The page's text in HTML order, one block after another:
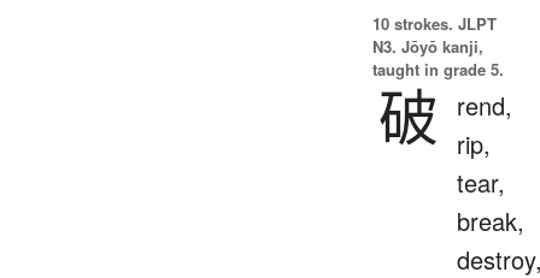
10 strokes. JLPT
N3. Jōyō kanji,
taught in grade 5.
破
rend,
rip,
tear,
break,